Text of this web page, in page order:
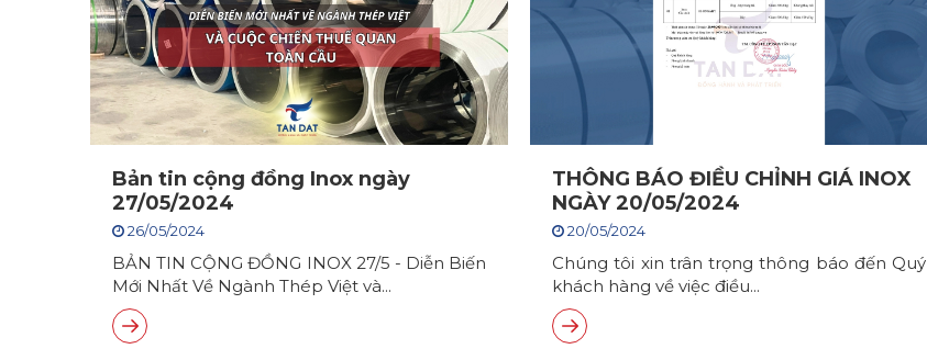
Bản tin cộng đồng Inox ngày
27/05/2024
26/05/2024
BẢN TIN CỘNG ĐỒNG INOX 27/5 - Diễn Biến
Mới Nhất Về Ngành Thép Việt và...
THÔNG BÁO ĐIỀU CHỈNH GIÁ INOX
NGÀY 20/05/2024
20/05/2024
Chúng tôi xin trân trọng thông báo đến Quý
khách hàng về việc điều...